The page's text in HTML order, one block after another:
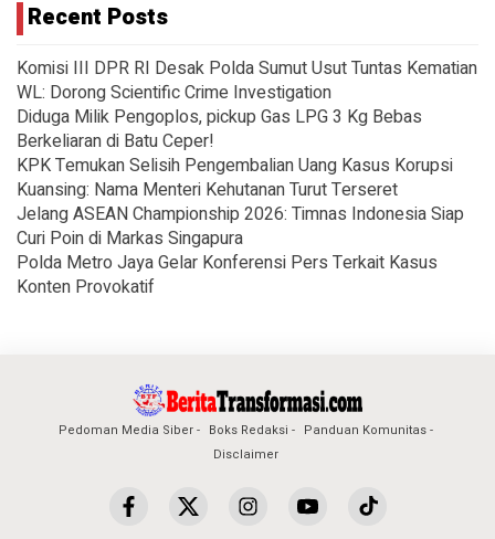
Recent Posts
Komisi III DPR RI Desak Polda Sumut Usut Tuntas Kematian
WL: Dorong Scientific Crime Investigation
Diduga Milik Pengoplos, pickup Gas LPG 3 Kg Bebas
Berkeliaran di Batu Ceper!
KPK Temukan Selisih Pengembalian Uang Kasus Korupsi
Kuansing: Nama Menteri Kehutanan Turut Terseret
Jelang ASEAN Championship 2026: Timnas Indonesia Siap
Curi Poin di Markas Singapura
Polda Metro Jaya Gelar Konferensi Pers Terkait Kasus
Konten Provokatif
Pedoman Media Siber Boks Redaksi
Panduan Komunitas
Disclaimer